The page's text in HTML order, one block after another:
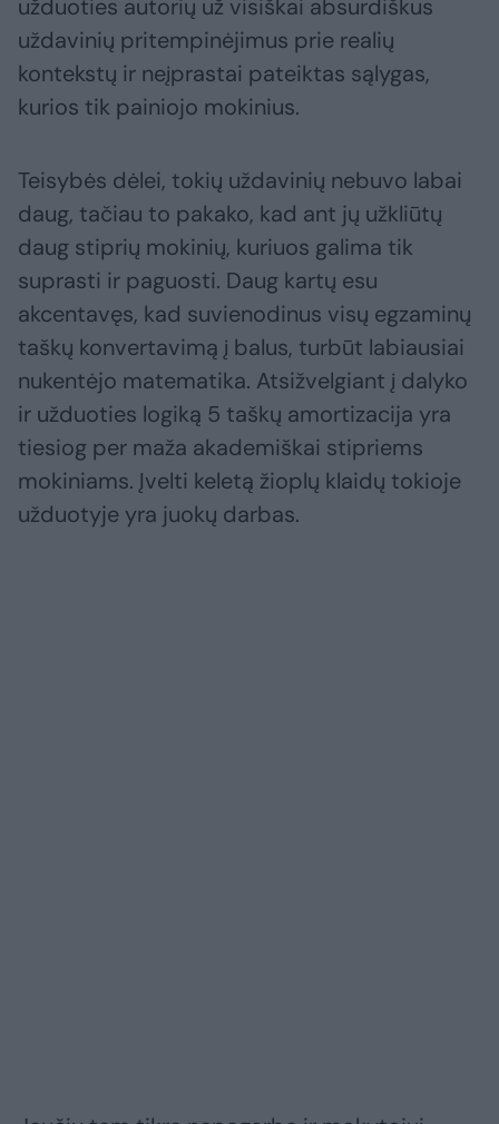
užduoties autorių už visiškai absurdiškus
uždavinių pritempinėjimus prie realių
kontekstų ir neįprastai pateiktas sąlygas,
kurios tik painiojo mokinius.
Teisybės dėlei, tokių uždavinių nebuvo labai
daug, tačiau to pakako, kad ant jų užkliūtų
daug stiprių mokinių, kuriuos galima tik
suprasti ir paguosti. Daug kartų esu
akcentavęs, kad suvienodinus visų egzaminų
taškų konvertavimą į balus, turbūt labiausiai
nukentėjo matematika. Atsižvelgiant į dalyko
ir užduoties logiką 5 taškų amortizacija yra
tiesiog per maža akademiškai stipriems
mokiniams. Įvelti keletą žioplų klaidų tokioje
užduotyje yra juokų darbas.